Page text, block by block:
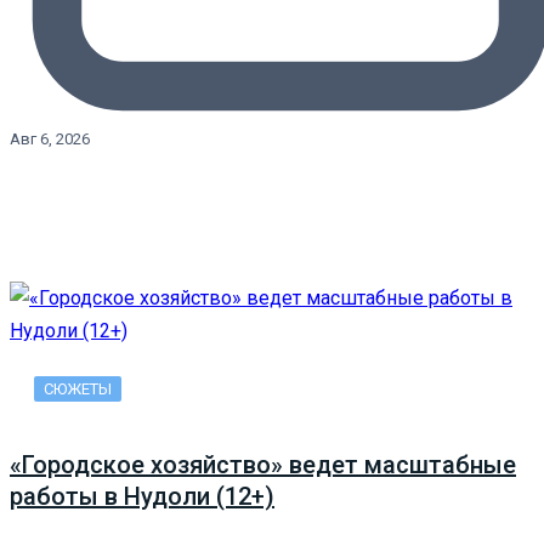
Авг 6, 2026
СЮЖЕТЫ
«Городское хозяйство» ведет масштабные
работы в Нудоли (12+)